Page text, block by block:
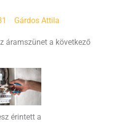
Gárdos Attila
áramszünet a következő
érintett a